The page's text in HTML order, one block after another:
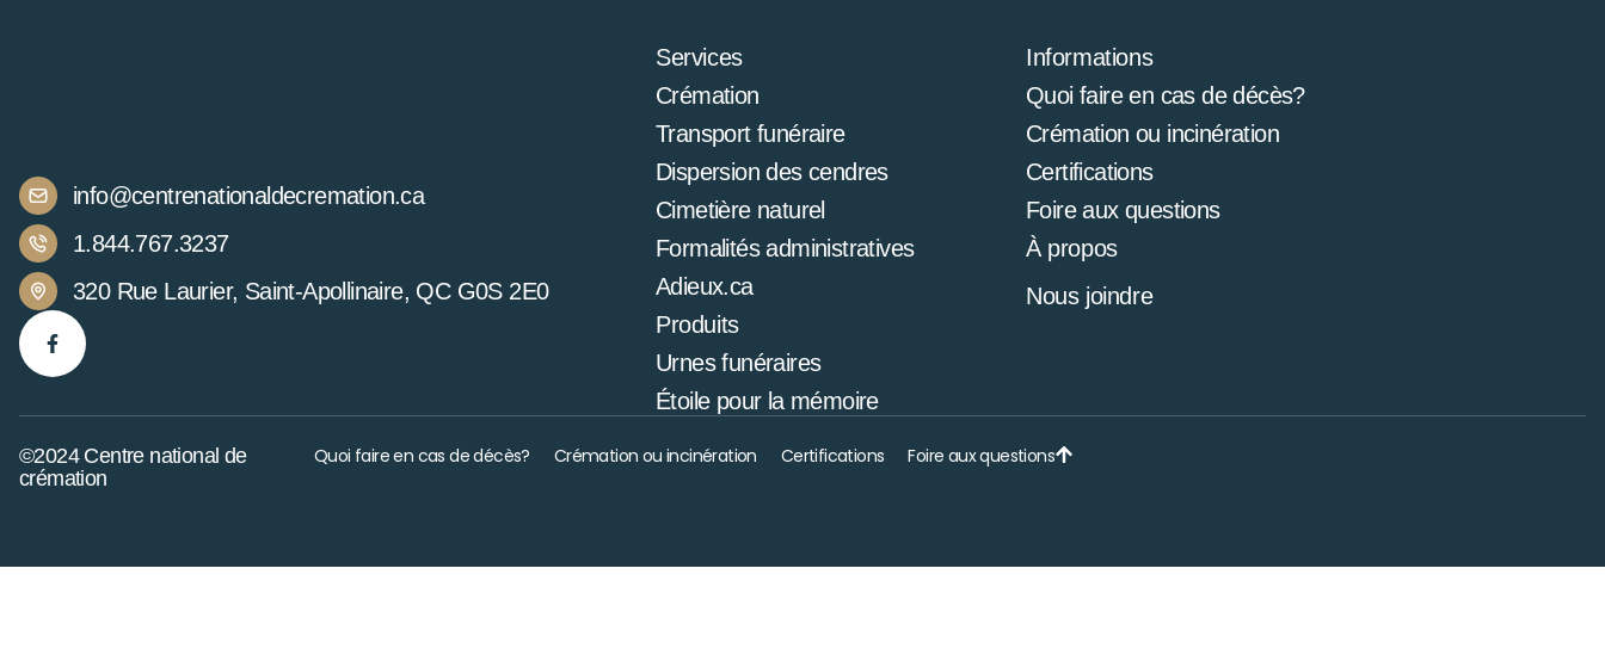
info@centrenationaldecremation.ca
1.844.767.3237
320 Rue Laurier, Saint-Apollinaire, QC G0S 2E0
Services
Crémation
Transport funéraire
Dispersion des cendres
Cimetière naturel
Formalités administratives
Adieux.ca
Produits
Urnes funéraires
Étoile pour la mémoire
Informations
Quoi faire en cas de décès?
Crémation ou incinération
Certifications
Foire aux questions
À propos
Nous joindre
©2024 Centre national de
crémation
Quoi faire en cas de décès? Crémation ou incinération Certifications Foire aux questions